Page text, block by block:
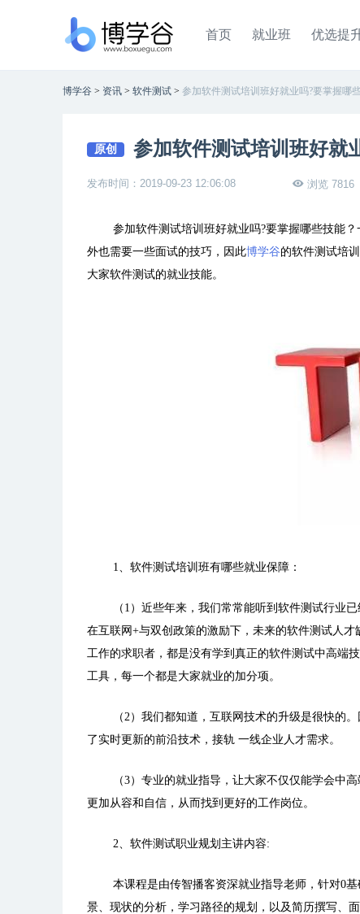
首页 就业班 优选提
博学谷 > 资讯 > 软件测试 > 参加软件测试培训班好就业吗?要掌握哪
原创 参加软件测试培训班好就
发布时间：2019-09-23 12:06:08 浏览 7816
参加软件测试培训班好就业吗?要掌握哪些技能
外也需要一些面试的技巧，因此博学谷的软件测试培
大家软件测试的就业技能。
1、软件测试培训班有哪些就业保障：
（1）近些年来，我们常常能听到软件测试行业
在互联网+与双创政策的激励下，未来的软件测试人
工作的求职者，都是没有学到真正的软件测试中高端
工具，每一个都是大家就业的加分项。
（2）我们都知道，互联网技术的升级是很快的
了实时更新的前沿技术，接轨 一线企业人才需求。
（3）专业的就业指导，让大家不仅仅能学会中
更加从容和自信，从而找到更好的工作岗位。
2、软件测试职业规划主讲内容:
本课程是由传智播客资深就业指导老师，针对0
景、现状的分析，学习路径的规划，以及简历撰写、